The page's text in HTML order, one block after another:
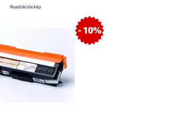
Illusztrációs kép
- 10%